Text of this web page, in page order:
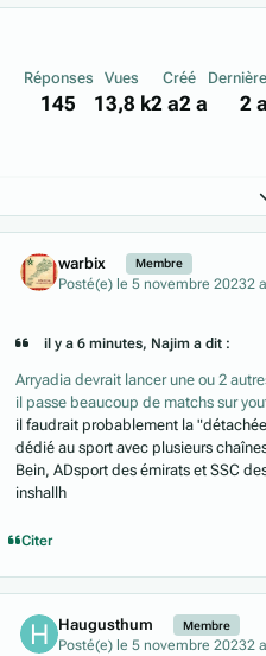
Réponses
145
Vues
13,8 k
Créé
2 a2 a 2 a
warbix Membre
Posté(e) le 5 novembre 20232 a
il y a 6 minutes, Najim a dit :
Arryadia devrait lancer une ou 2
il passe beaucoup de matchs sur
il faudrait probablement la
dédié au sport avec plusieurs
Bein, ADsport des émirats et SSC
inshallh
Citer
Haugusthum Membre
Posté(e) le 5 novembre 20232 a